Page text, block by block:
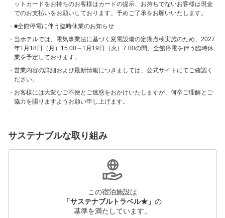
ットカードをお持ちのお客様はカードの提示、お持ちでないお客様は現金
でのお支払いをお願いしております。予めご了承をお願いいたします。
■全館停電に伴う臨時休業のお知らせ
当ホテルでは、電気事業法に基づく変電設備の定期点検実施のため、2027
年1月18日（月）15:00～1月19日（火）7:00の間、全館停電を伴う臨時休
業を予定しております。
営業内容の詳細および最新情報につきましては、公式サイトにてご確認く
ださい。
お客様には大変なご不便とご迷惑をおかけいたしますが、何卒ご理解とご
協力を賜りますようお願い申し上げます。
サステナブルな取り組み
この宿泊施設は
「サステナブルトラベル★」 の
基準を満たしています。